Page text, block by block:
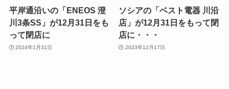
平岸通沿いの「ENEOS 澄
川3条SS」が12月31日をも
って閉店に
2024年1月31日
ソシアの「ベスト電器 川沿
店」が12月31日をもって閉
店に・・・
2023年12月17日